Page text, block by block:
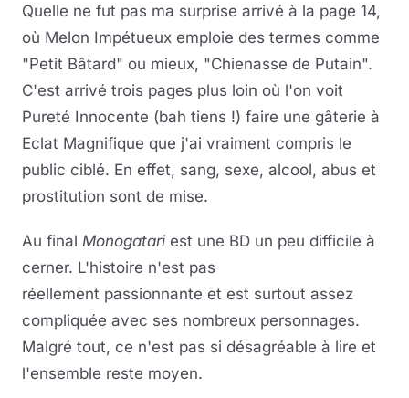
Quelle ne fut pas ma surprise arrivé à la page 14,
où Melon Impétueux emploie des termes comme
"Petit Bâtard" ou mieux, "Chienasse de Putain".
C'est arrivé trois pages plus loin où l'on voit
Pureté Innocente (bah tiens !) faire une gâterie à
Eclat Magnifique que j'ai vraiment compris le
public ciblé. En effet, sang, sexe, alcool, abus et
prostitution sont de mise.
Au final Monogatariest une BD un peu difficile à
cerner. L'histoire n'est pas
réellement passionnante et est surtout assez
compliquée avec ses nombreux personnages.
Malgré tout, ce n'est pas si désagréable à lire et
l'ensemble reste moyen.